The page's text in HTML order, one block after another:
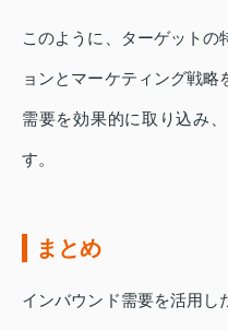
このように、ターゲットの
ョンとマーケティング戦略
需要を効果的に取り込み
す。
まとめ
インバウンド需要を活用し